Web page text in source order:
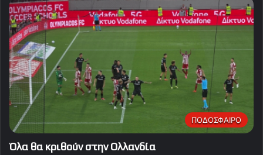
ΠΟΔΟΣΦΑΙΡΟ
Όλα θα κριθούν στην Ολλανδία